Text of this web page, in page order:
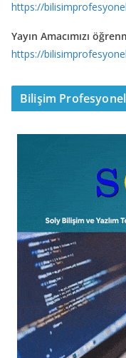
https://
Yayın Amacımızı
https://
Bilişim